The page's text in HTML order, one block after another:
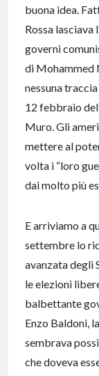
buona idea.
Rossa lasciava
governi
di Mohammed
nessuna
12 febbraio
Muro. Gli
mettere al
volta i “loro
dai molto più
E arriviamo a
settembre lo
avanzata degli
le elezioni
balbettante
Enzo Baldoni,
sembrava
che doveva